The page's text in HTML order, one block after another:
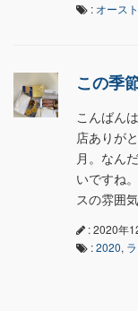
: オース
この季
こんばん
店ありが
月。なん
いですね
スの雰囲
: 2020年
:2020,